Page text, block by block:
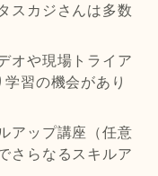
スカジさんは多数
オや現場トライア
習の機会があり
アップ講座（任意
さらなるスキルア